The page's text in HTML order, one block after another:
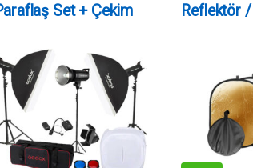
Set + Çekim
Reflektör /